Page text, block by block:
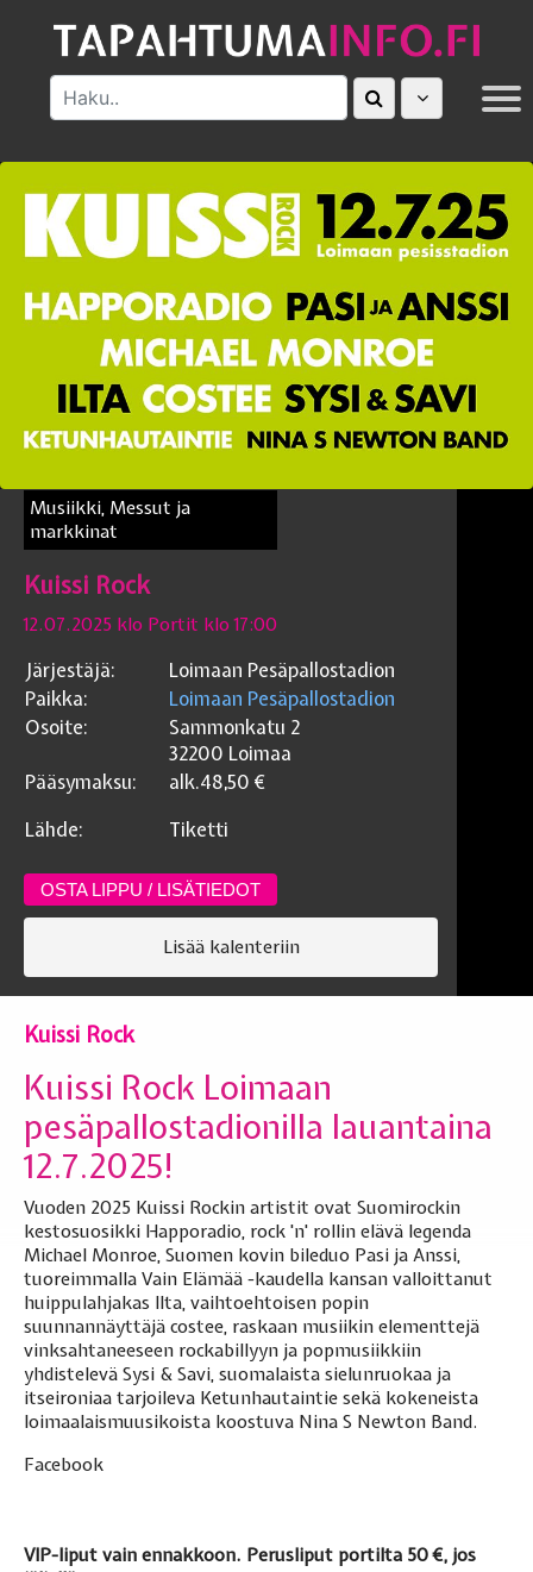
MUUT
Musiikki, Messut ja
markkinat
Kuissi Rock
12.07.2025 klo Portit klo 17:00
Järjestäjä:
Loimaan Pesäpallostadion
Paikka:
Loimaan Pesäpallostadion
Osoite:
Sammonkatu 2
32200 Loimaa
Pääsymaksu:
alk.48,50 €
Lähde:
Tiketti
OSTA LIPPU / LISÄTIEDOT
Lisää kalenteriin
Kuissi Rock
Kuissi Rock Loimaan
pesäpallostadionilla lauantaina
12.7.2025!
Vuoden 2025 Kuissi Rockin artistit ovat Suomirockin
kestosuosikki Happoradio, rock 'n' rollin elävä legenda
Michael Monroe, Suomen kovin bileduo Pasi ja Anssi,
tuoreimmalla Vain Elämää -kaudella kansan valloittanut
huippulahjakas Ilta, vaihtoehtoisen popin
suunnannäyttäjä costee, raskaan musiikin elementtejä
vinksahtaneeseen rockabillyyn ja popmusiikkiin
yhdistelevä Sysi & Savi, suomalaista sielunruokaa ja
itseironiaa tarjoileva Ketunhautaintie sekä kokeneista
loimaalaismuusikoista koostuva Nina S Newton Band.
Facebook
VIP-liput vain ennakkoon. Perusliput portilta 50 €, jos